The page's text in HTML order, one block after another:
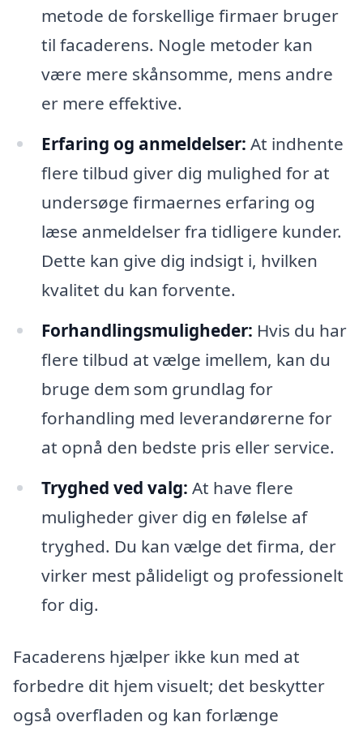
metode de forskellige firmaer bruger
til facaderens. Nogle metoder kan
være mere skånsomme, mens andre
er mere effektive.
Erfaring og anmeldelser: At indhente
flere tilbud giver dig mulighed for at
undersøge firmaernes erfaring og
læse anmeldelser fra tidligere kunder.
Dette kan give dig indsigt i, hvilken
kvalitet du kan forvente.
Forhandlingsmuligheder: Hvis du har
flere tilbud at vælge imellem, kan du
bruge dem som grundlag for
forhandling med leverandørerne for
at opnå den bedste pris eller service.
Tryghed ved valg: At have flere
muligheder giver dig en følelse af
tryghed. Du kan vælge det firma, der
virker mest pålideligt og professionelt
for dig.
Facaderens hjælper ikke kun med at
forbedre dit hjem visuelt; det beskytter
også overfladen og kan forlænge